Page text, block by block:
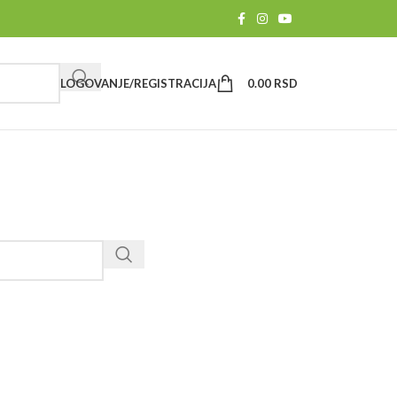
LOGOVANJE/REGISTRACIJA 0.00 RSD